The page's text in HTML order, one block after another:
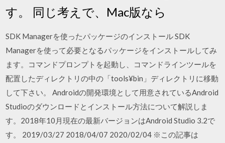
す。 同じ考えで、Mac版なら
SDK Managerを使ったパッケージのインストール SDK
Managerを使って必要となるパッケージをインストールしてみ
ます。コマンドプロンプトを起動し、コマンドラインツールを
配置したディレクトリの中の「tools¥bin」ディレクトリに移動
して下さい。 Androidの開発環境として用意されているAndroid
Studioのダウンロードとインストール方法について解説しま
す。2018年10月現在の最新バージョンはAndroid Studio 3.2で
す。 2019/03/27 2018/04/07 2020/02/04 ※この記事は